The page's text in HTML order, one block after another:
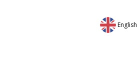
English